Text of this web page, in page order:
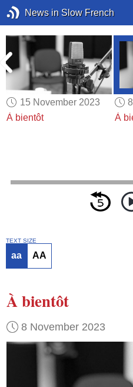
News in Slow French
15 November 2023
À bientôt
À
TEXT SIZE
aa AA
À bientôt
8 November 2023